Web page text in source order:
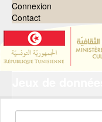
Connexion
Contact
Organisations